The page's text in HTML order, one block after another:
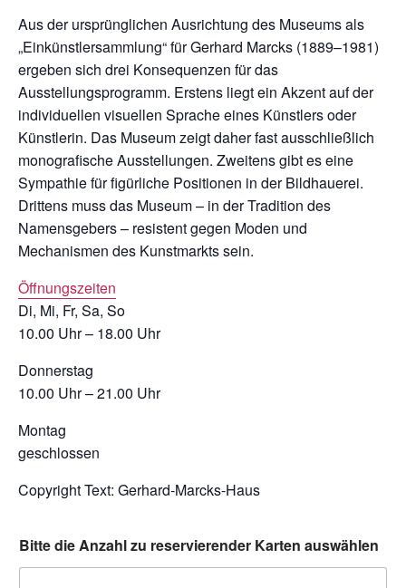
Aus der ursprünglichen Ausrichtung des Museums als
„Einkünstlersammlung“ für Gerhard Marcks (1889–1981)
ergeben sich drei Konsequenzen für das
Ausstellungsprogramm. Erstens liegt ein Akzent auf der
individuellen visuellen Sprache eines Künstlers oder
Künstlerin. Das Museum zeigt daher fast ausschließlich
monografische Ausstellungen. Zweitens gibt es eine
Sympathie für figürliche Positionen in der Bildhauerei.
Drittens muss das Museum – in der Tradition des
Namensgebers – resistent gegen Moden und
Mechanismen des Kunstmarkts sein.
Öffnungszeiten
Di, Mi, Fr, Sa, So
10.00 Uhr – 18.00 Uhr
Donnerstag
10.00 Uhr – 21.00 Uhr
Montag
geschlossen
Copyright Text: Gerhard-Marcks-Haus
Bitte die Anzahl zu reservierender Karten auswählen